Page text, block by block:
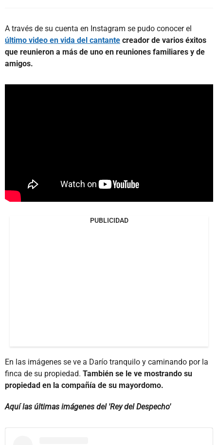
A través de su cuenta en Instagram se pudo conocer el
último video en vida del cantante creador de varios éxitos
que reunieron a más de uno en reuniones familiares y de
amigos.
PUBLICIDAD
En las imágenes se ve a Darío tranquilo y caminando por la
finca de su propiedad. También se le ve mostrando su
propiedad en la compañía de su mayordomo.
Aquí las últimas imágenes del 'Rey del Despecho'